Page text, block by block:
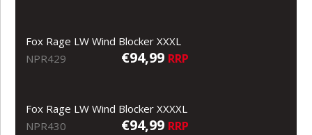
Fox Rage LW Wind Blocker XXXL
NPR429
€94,99 RRP
Fox Rage LW Wind Blocker XXXXL
NPR430
€94,99 RRP